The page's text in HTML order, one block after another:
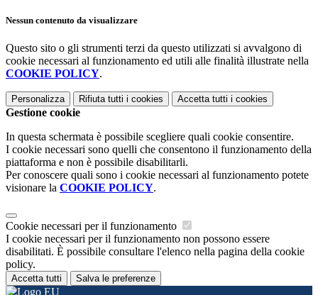
Nessun contenuto da visualizzare
Questo sito o gli strumenti terzi da questo utilizzati si avvalgono di
cookie necessari al funzionamento ed utili alle finalità illustrate nella
COOKIE POLICY.
Personalizza Rifiuta tutti i cookies Accetta tutti i cookies
Gestione cookie
In questa schermata è possibile scegliere quali cookie consentire.
I cookie necessari sono quelli che consentono il funzionamento della
piattaforma e non è possibile disabilitarli.
Per conoscere quali sono i cookie necessari al funzionamento potete
visionare la COOKIE POLICY.
Cookie necessari per il funzionamento
I cookie necessari per il funzionamento non possono essere
disabilitati. È possibile consultare l'elenco nella pagina della cookie
policy.
Accetta tutti Salva le preferenze